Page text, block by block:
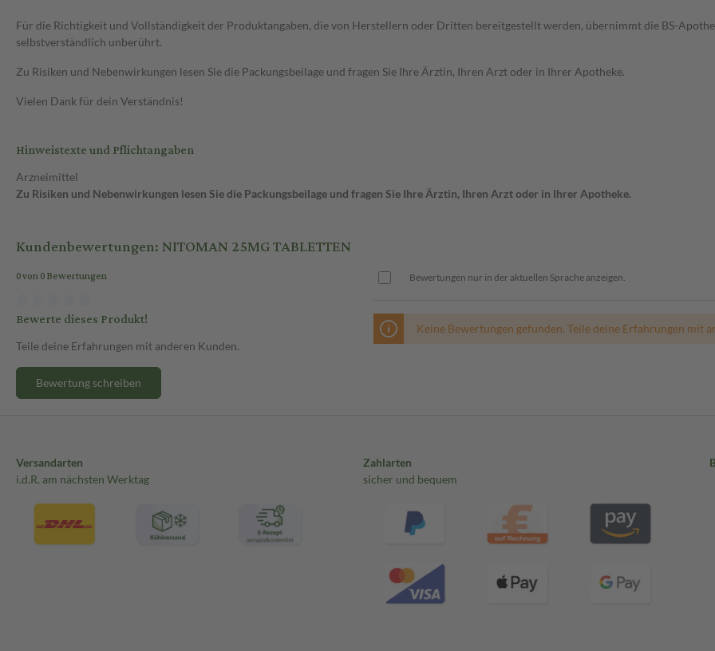
Für die Richtigkeit und Vollständigkeit der Produktangaben, die von Herstellern oder Dritten bereitgestellt werden, übernimmt die BS-
selbstverständlich unberührt.
Zu Risiken und Nebenwirkungen lesen Sie die Packungsbeilage und fragen Sie Ihre Ärztin, Ihren Arzt oder in Ihrer Apotheke.
Vielen Dank für dein Verständnis!
Hinweistexte und Pflichtangaben
Arzneimittel
Zu Risiken und Nebenwirkungen lesen Sie die Packungsbeilage und fragen Sie Ihre Ärztin, Ihren Arzt oder in Ihrer Apotheke.
Kundenbewertungen: NITOMAN 25MG TABLETTEN
0 von 0 Bewertungen
Bewerte dieses Produkt!
Teile deine Erfahrungen mit anderen Kunden.
Bewertung schreiben
Bewertungen nur in der aktuellen Sprache anzeigen.
Keine Bewertungen gefunden. Teile deine Erfahrungen mit
Versandarten
i.d.R. am nächsten Werktag
Zahlarten
sicher und bequem